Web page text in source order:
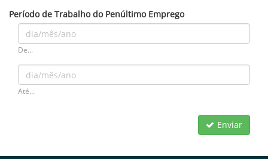
Período de Trabalho do Penúltimo Emprego
De...
Até...
Enviar